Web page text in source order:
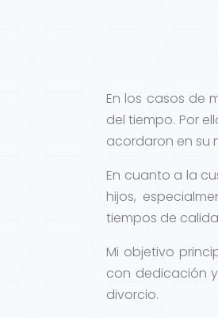
En los casos de
del tiempo. Por
acordaron en su
En cuanto a la
hijos,
tiempos de
Mi objetivo
con dedicación
divorcio.